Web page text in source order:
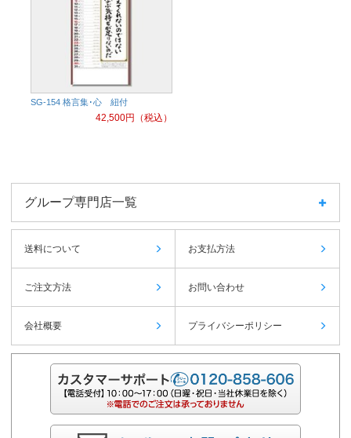
SG-154 格言集･心 紐付
42,500円（税込）
グループ専門店一覧
送料について お支払方法
ご注文方法 お問い合わせ
会社概要 プライバシーポリシー